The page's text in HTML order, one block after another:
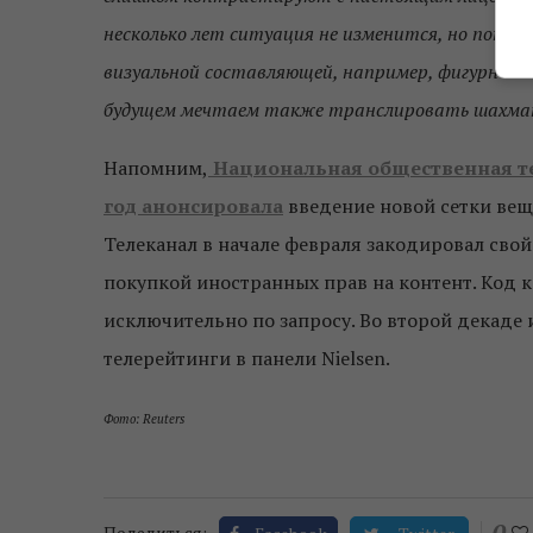
несколько лет ситуация не изменится, но пока
визуальной составляющей, например,
будущем мечтаем также транслировать
Напомним, Национальная общественная
год анонсировала введение новой сетки
Телеканал в начале февраля закодировал
покупкой иностранных прав на контент. Код
исключительно по запросу. Во второй
телерейтинги в панели Nielsen.
Фото: Reuters